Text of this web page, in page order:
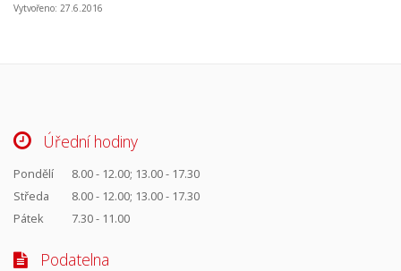
Vytvořeno: 27.6.2016
Úřední hodiny
Pondělí
8.00 - 12.00; 13.00 - 17.30
Středa
8.00 - 12.00; 13.00 - 17.30
Pátek
7.30 - 11.00
Podatelna